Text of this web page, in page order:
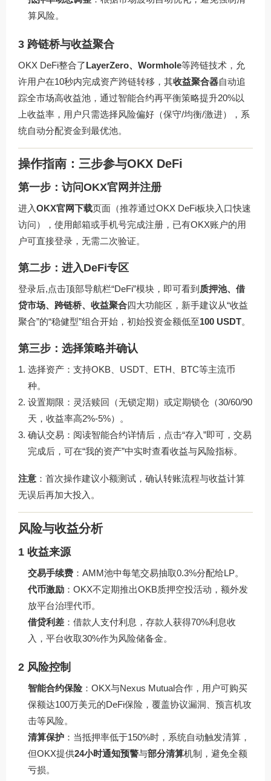
算风险。
3 跨链桥与收益聚合
OKX DeFi整合了LayerZero、Wormhole等跨链技术，允
许用户在10秒内完成资产跨链转移，其收益聚合器自动追
踪全市场高收益池，通过智能合约再平衡策略提升20%以
上收益率，用户只需选择风险偏好（保守/均衡/激进），系
统自动分配资金到最优池。
操作指南：三步参与OKX DeFi
第一步：访问OKX官网并注册
进入OKX官网下载页面（推荐通过OKX DeFi板块入口快速
访问），使用邮箱或手机号完成注册，已有OKX账户的用
户可直接登录，无需二次验证。
第二步：进入DeFi专区
登录后,点击顶部导航栏“DeFi”模块，即可看到 质押池、借
贷市场、跨链桥、收益聚合四大功能区，新手建议从“收益
聚合”的“稳健型”组合开始，初始投资金额低至100 USDT。
第三步：选择策略并确认
选择资产：支持OKB、USDT、ETH、BTC等主流币
种。
设置期限：灵活赎回（无锁定期）或定期锁仓（30/60/90
天，收益率高2%-5%）。
确认交易：阅读智能合约详情后，点击“存入”即可，交易
完成后，可在“我的资产”中实时查看收益与风险指标。
注意 ：首次操作建议小额测试，确认转账流程与收益计算
无误后再加大投入。
风险与收益分析
1 收益来源
交易手续费 ：AMM池中每笔交易抽取0.3%分配给LP。
代币激励 ：OKX不定期推出OKB质押空投活动，额外发
放平台治理代币。
借贷利差 ：借款人支付利息，存款人获得70%利息收
入，平台收取30%作为风险储备金。
2 风险控制
智能合约保险：OKX与Nexus Mutual合作，用户可购买
保额达100万美元的DeFi保险，覆盖协议漏洞、预言机攻
击等风险。
清算保护 ：当抵押率低于150%时，系统自动触发清算，
但OKX提供24小时通知预警与部分清算机制，避免全额
亏损。